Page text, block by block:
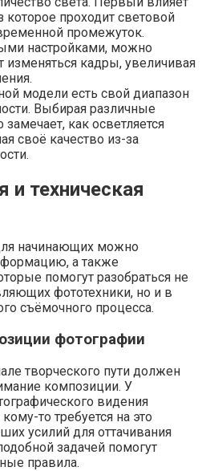
которое проходит световой
промежуток.
настройками, можно
изменяться кадры, увеличивая
модели есть свой диапазон
Выбирая различные
как осветляется
своё качество из-за
и техническая
начинающих можно
а также
помогут разобраться не
фототехники, но и в
съёмочного процесса.
фотографии
творческого пути должен
композиции. У
видения
то требуется на это
усилий для оттачивания
задачей помогут
правила.